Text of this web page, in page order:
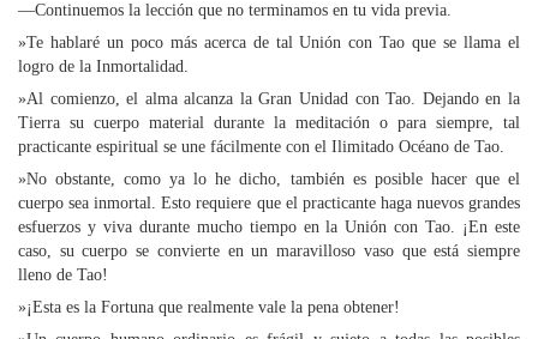
—Continuemos la lección que no terminamos en tu vida previa.
»Te hablaré un poco más acerca de tal Unión con Tao que se llama el
logro de la Inmortalidad.
»Al comienzo, el alma alcanza la Gran Unidad con Tao. Dejando en la
Tierra su cuerpo material durante la meditación o para siempre, tal
practicante espiritual se une fácilmente con el Ilimitado Océano de Tao.
»No obstante, como ya lo he dicho, también es posible hacer que el
cuerpo sea inmortal. Esto requiere que el practicante haga nuevos grandes
esfuerzos y viva durante mucho tiempo en la Unión con Tao. ¡En este
caso, su cuerpo se convierte en un maravilloso vaso que está siempre
lleno de Tao!
»¡Esta es la Fortuna que realmente vale la pena obtener!